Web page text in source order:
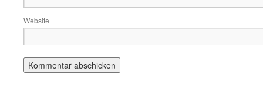
Website